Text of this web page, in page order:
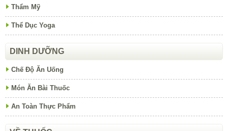
Thẩm Mỹ
Thể Dục Yoga
DINH DƯỠNG
Chế Độ Ăn Uống
Món Ăn Bài Thuốc
An Toàn Thực Phẩm